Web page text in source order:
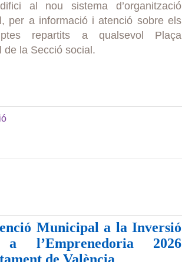
al nou sistema d’organització
per a informació i atenció sobre els
repartits a qualsevol Plaça
de la Secció social.
Municipal a la Inversió
l’Emprenedoria 2026